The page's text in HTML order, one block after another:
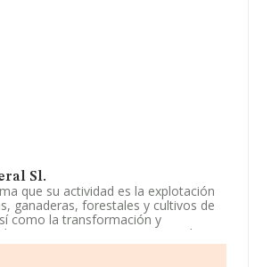
Sl.
que su actividad es la explotación
ganaderas, forestales y cultivos de
como la transformación y
aceite y vino, conservas, y todo tipo
industria agroalimentaria, así como